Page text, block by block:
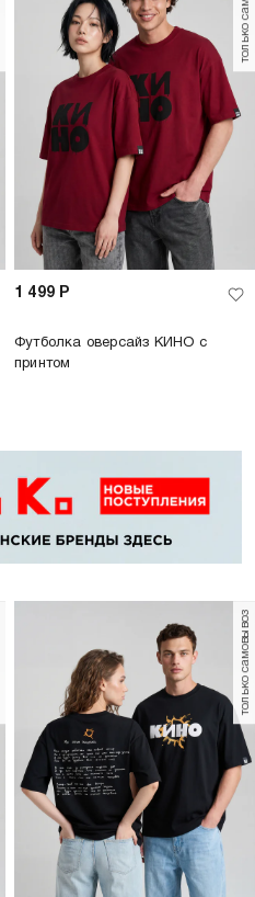
1 499 Р
Футболка оверсайз КИНО с
принтом
только самовывоз